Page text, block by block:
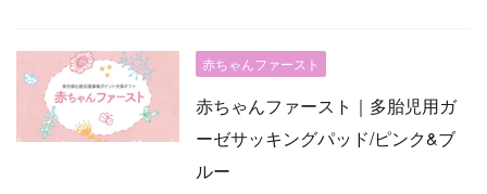
赤ちゃんファースト
赤ちゃんファースト｜多胎児用ガ
ーゼサッキングパッド/ピンク&ブ
ルー